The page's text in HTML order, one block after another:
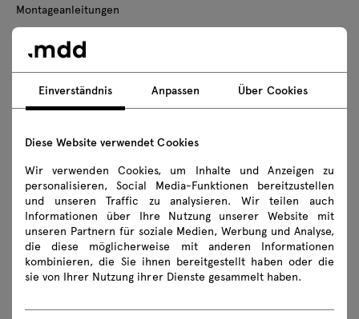
Montageanleitungen
V216ME2
V218 V218ME2
V220
V220ME2
V216E2
V218ME3
V220E2 V220ME3
V216E3
V216ME4
V218E3 V218ME4
V220E3
V220ME4
V216E4 V216LM
V218E4
V218LM
V220E4 V220LM
V216L
V218L
V220L
Einverständnis Anpassen Über Cookies
Diese Website verwendet Cookies
Wir verwenden Cookies, um Inhalte und Anzeigen zu
personalisieren, Social Media-Funktionen bereitzustellen
und unseren Traffic zu analysieren. Wir teilen auch
Informationen über Ihre Nutzung unserer Website mit
unseren Partnern für soziale Medien, Werbung und Analyse,
die diese möglicherweise mit anderen Informationen
kombinieren, die Sie ihnen bereitgestellt haben oder die
sie von Ihrer Nutzung ihrer Dienste gesammelt haben.